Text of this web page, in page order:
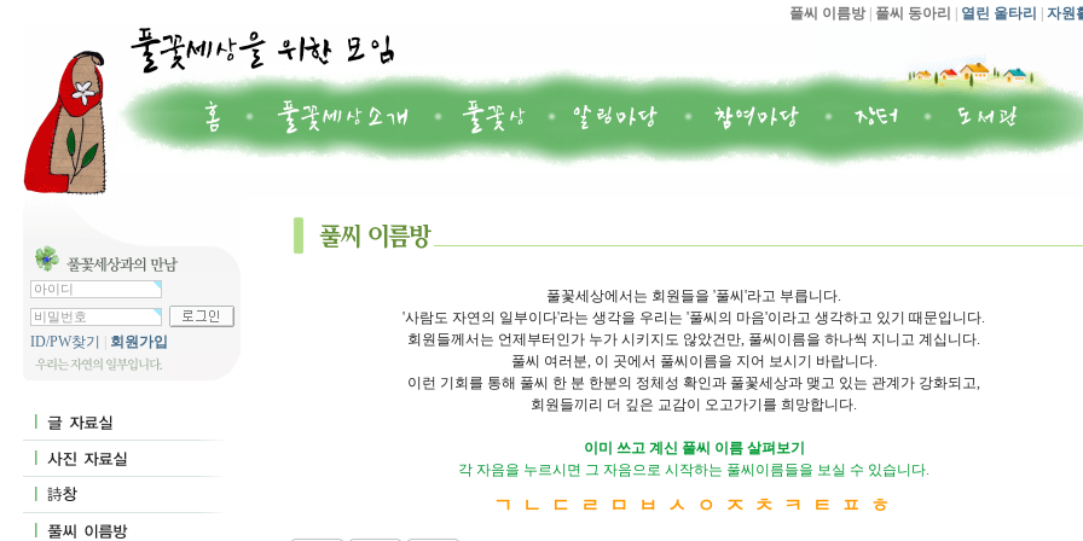
풀씨 이름방 풀씨 동아리 열린 울타리 자원
ID/PW찾기 회원가입
풀꽃세상에서는 회원들을 '풀씨'라고 부릅니다.
'사람도 자연의 일부이다'라는 생각을 우리는 '풀씨의 마음'이라고 생각하고 있기 때문입니다.
회원들께서는 언제부터인가 누가 시키지도 않았건만, 풀씨이름을 하나씩 지니고 계십니다.
풀씨 여러분, 이 곳에서 풀씨이름을 지어 보시기 바랍니다.
이런 기회를 통해 풀씨 한 분 한분의 정체성 확인과 풀꽃세상과 맺고 있는 관계가 강화되고,
회원들끼리 더 깊은 교감이 오고가기를 희망합니다.
이미 쓰고 계신 풀씨 이름 살펴보기
각 자음을 누르시면 그 자음으로 시작하는 풀씨이름들을 보실 수 있습니다.
ㄱ ㄴ ㄷ ㄹ ㅁ ㅂ ㅅ ㅇ ㅈ ㅊ ㅋ ㅌ ㅍ ㅎ